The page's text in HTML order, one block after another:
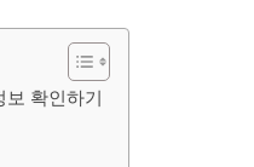
보 확인하기